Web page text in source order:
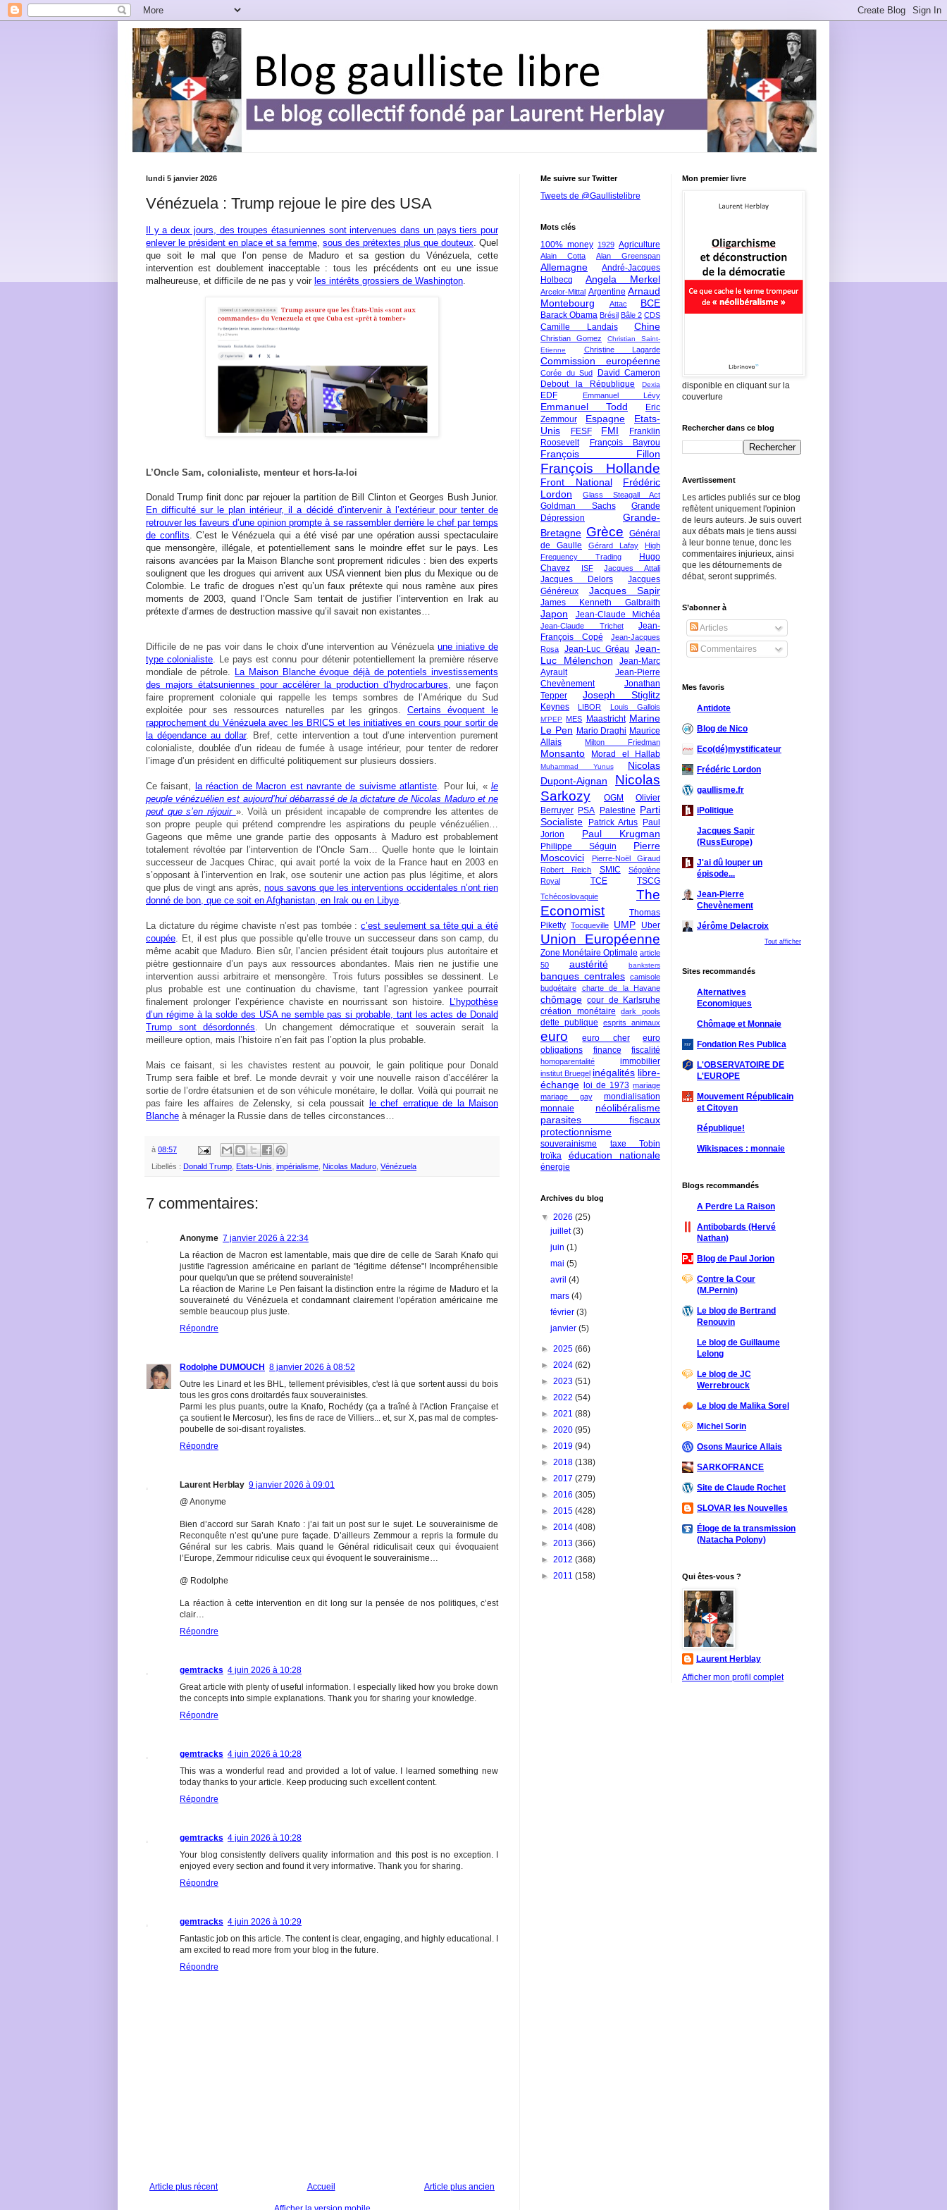
lundi 5 janvier 2026
Vénézuela : Trump rejoue le pire des USA
Il y a deux jours, des troupes étasuniennes sont intervenues dans un pays tiers pour
enlever le président en place et sa femme sous des prétextes plus que douteux . Quel
que soit le mal que l’on pense de Maduro et sa gestion du Vénézuela, cette
intervention est doublement inacceptable : tous les précédents ont eu une issue
malheureuse, et difficile de ne pas y voir les intérêts grossiers de Washington
L’Oncle Sam, colonialiste, menteur et hors-la-loi
Donald Trump finit donc par rejouer la partition de Bill Clinton et Georges Bush Junior.
En difficulté sur le plan intérieur, il a décidé d’intervenir à l’extérieur pour tenter de
retrouver les faveurs d’une opinion prompte à se rassembler derrière le chef par temps
de conflits . C’est le Vénézuela qui a été visé par une opération aussi spectaculaire
que mensongère, illégale, et potentiellement sans le moindre effet sur le pays. Les
raisons avancées par la Maison Blanche sont proprement ridicules : bien des experts
soulignent que les drogues qui arrivent aux USA viennent bien plus du Mexique ou de
Colombie. Le trafic de drogues n’est qu’un faux prétexte qui nous ramène aux pires
moments de 2003, quand l’Oncle Sam tentait de justifier l’intervention en Irak au
prétexte d’armes de destruction massive qu’il savait non existantes…
Difficile de ne pas voir dans le choix d’une intervention au Vénézuelaune iniative de
type colonialiste. Le pays est connu pour détenir potentiellement la première réserve
mondiale de pétrole. La Maison Blanche évoque déjà de potentiels investissements
des majors étatsuniennes pour accélérer la production d’hydrocarbures, une façon
faire proprement coloniale qui rappelle les temps sombres de l’Amérique du Sud
exploitée pour ses ressources naturelles par les gringos. Certains évoquent le
rapprochement du Vénézuela avec les BRICS et les initiatives en cours pour sortir de
la dépendance au dollar. Bref, cette intervention a tout d’une intervention purement
colonialiste, doublée d’un rideau de fumée à usage intérieur, pour tenter de redorer
l’image d’un président en difficulté politiquement sur plusieurs dossiers.
Ce faisant, la réaction de Macron est navrante de suivisme atlantiste. Pour lui, «le
peuple vénézuélien est aujourd’hui débarrassé de la dictature de Nicolas Maduro et ne
peut que s’en réjouir ». Voilà un président incapable de comprendre les attentes de
son propre peuple qui prétend comprendre les aspirations du peuple vénézuélien…
Gageons que même une grande partie des opposants à Maduro est probablement
totalement révoltée par l’intervention de l’Oncle Sam… Quelle honte que le lointain
successeur de Jacques Chirac, qui avait porté la voix de la France haut en 2003 en
s’opposant à l’intervention en Irak, ose soutenir une action pas plus légitime, et alors
que plus de vingt ans après, nous savons que les interventions occidentales n’ont rien
donné de bon, que ce soit en Afghanistan, en Irak ou en Libye.
La dictature du régime chaviste n’est pas tombée :c’est seulement sa tête qui a été
coupée. Et, il est plus que possible qu’elle trouve un successeur dans son camp, du
même acabit que Maduro. Bien sûr, l’ancien président était toujours plus autoritaire et
piètre gestionnaire d’un pays aux ressources abondantes. Mais rien ne justifie une
intervention aussi arbitraire et mensongère. Trois futurs possibles se dessinent. Le
plus probable est une continuation du chavisme, tant l’agression yankee pourrait
finalement prolonger l’expérience chaviste en nourrissant son histoire.
L’hypothèse
d’un régime à la solde des USA ne semble pas si probable, tant les actes de Donald
Trump sont désordonnés. Un changement démocratique et souverain serait la
meilleure option, mais l’histoire n’en fait pas l’option la plus probable.
Mais ce faisant, si les chavistes restent au pouvoir, le gain politique pour Donald
Trump sera faible et bref. Le monde devrait y voir une nouvelle raison d’accélérer la
sortie de l’ordre étatsunien et de son véhicule monétaire, le dollar. Voilà qui pourrait ne
pas faire les affaires de Zelensky, si cela poussait
le chef erratique de la Maison
Blanche à ménager la Russie dans de telles circonstances…
à 08:57
Libellés : Donald Trump, Etats-Unis, impérialisme, Nicolas Maduro, Vénézuela
7 commentaires:
Anonyme 7 janvier 2026 à 22:34
La réaction de Macron est lamentable, mais que dire de celle de Sarah Knafo qui
justifie l'agression américaine en parlant de "légitime défense"! Incompréhensible
pour quelqu'un que se prétend souverainiste!
La réaction de Marine Le Pen faisant la distinction entre la régime de Maduro et la
souveraineté du Vénézuela et condamnant clairement l'opération américaine me
semble beaucoup plus juste.
Répondre
Rodolphe DUMOUCH 8 janvier 2026 à 08:52
Outre les Linard et les BHL, tellement prévisibles, c'est là que sortent aussi du bois
tous les gros cons droitardés faux souverainistes.
Parmi les plus puants, outre la Knafo, Rochédy (ça a traîné à l'Action Française et
ça soutient le Mercosur), les fins de race de Villiers... et, sur X, pas mal de comptes-
poubelle de soi-disant royalistes.
Répondre
Laurent Herblay 9 janvier 2026 à 09:01
@ Anonyme
Bien d’accord sur Sarah Knafo : j’ai fait un post sur le sujet. Le souverainisme de
Reconquête n’est qu’une pure façade. D’ailleurs Zemmour a repris la formule du
Général sur les cabris. Mais quand le Général ridiculisait ceux qui évoquaient
l’Europe, Zemmour ridiculise ceux qui évoquent le souverainisme…
@ Rodolphe
La réaction à cette intervention en dit long sur la pensée de nos politiques, c’est
clair…
Répondre
gemtracks 4 juin 2026 à 10:28
Great article with plenty of useful information. I especially liked how you broke down
the concepts into simple explanations. Thank you for sharing your knowledge.
Répondre
gemtracks 4 juin 2026 à 10:28
This was a wonderful read and provided a lot of value. I learned something new
today thanks to your article. Keep producing such excellent content.
Répondre
gemtracks 4 juin 2026 à 10:28
Your blog consistently delivers quality information and this post is no exception. I
enjoyed every section and found it very informative. Thank you for sharing.
Répondre
gemtracks 4 juin 2026 à 10:29
Fantastic job on this article. The content is clear, engaging, and highly educational. I
am excited to read more from your blog in the future.
Répondre
Article plus récent Article plus ancien
Accueil
Me suivre sur Twitter
Tweets de @Gaullistelibre
Mots clés
100% money 1929 Agriculture
Alain Cotta Alan Greenspan
Allemagne
André-Jacques
Holbecq
Angela Merkel
Arcelor-Mittal Argentine Arnaud
Montebourg
Attac BCE
Barack Obama Brésil Bâle 2 CDS
Camille Landais Chine
Christian Gomez
Christian Saint-
Etienne
Christine Lagarde
Commission européenne
Corée du Sud
David Cameron
Debout la République
Dexia
EDF Emmanuel Lévy
Emmanuel Todd
Eric
Zemmour
Espagne
Etats-
Unis
FESF FMI
Franklin
Roosevelt
François Bayrou
François Fillon
François Hollande
Front National
Frédéric
Lordon
Glass Steagall Act
Goldman Sachs
Grande
Dépression
Grande-
Bretagne Grèce
Général
de Gaulle
Gérard Lafay
High
Frequency Trading
Hugo
Chavez
ISF Jacques Attali
Jacques Delors
Jacques
Généreux
Jacques Sapir
James Kenneth Galbraith
Japon Jean-Claude Michéa
Jean-Claude Trichet
Jean-
François Copé
Jean-Jacques
Rosa
Jean-Luc Gréau
Jean-
Luc Mélenchon
Jean-Marc
Ayrault
Jean-Pierre
Chevènement
Jonathan
Tepper
Joseph Stiglitz
Keynes LIBOR Louis Gallois
M'PEP MES Maastricht Marine
Le Pen Mario Draghi Maurice
Allais
Milton Friedman
Monsanto Morad el Hallab
Muhammad Yunus
Nicolas
Dupont-Aignan
Nicolas
Sarkozy
OGM
Olivier
Berruyer PSA Palestine Parti
Socialiste
Patrick Artus
Paul
Jorion
Paul Krugman
Philippe Séguin
Pierre
Moscovici
Pierre-Noël Giraud
Robert Reich
SMIC
Ségolène
Royal
TCE TSCG
Tchécoslovaquie
The
Economist
Thomas
Piketty Tocqueville UMP Uber
Union Européenne
Zone Monétaire Optimale article
50
austérité banksters
banques centrales camisole
budgétaire
charte de la Havane
chômage cour de Karlsruhe
création monétaire
dark pools
dette publique esprits animaux
euro euro cher
euro
obligations
finance fiscalité
homoparentalité immobilier
institut Bruegel inégalités libre-
échange
loi de 1973 mariage
mariage gay
mondialisation
monnaie
néolibéralisme
parasites fiscaux
protectionnisme
souverainisme
taxe Tobin
troïka
éducation nationale
énergie
Archives du blog
▼ 2026 (25)
juillet(3)
juin(1)
mai(5)
avril(4)
mars(4)
février(3)
janvier(5)
► 2025 (66)
► 2024 (62)
► 2023 (51)
► 2022 (54)
► 2021 (88)
► 2020 (95)
► 2019 (94)
► 2018 (138)
► 2017 (279)
► 2016 (305)
► 2015 (428)
► 2014 (408)
► 2013 (366)
► 2012 (368)
► 2011 (158)
Mon premier livre
disponible en cliquant sur la
couverture
Rechercher dans ce blog
Avertissement
Les articles publiés sur ce blog
reflètent uniquement l'opinion
de leurs auteurs. Je suis ouvert
aux débats mais je tiens aussi
à leur bonne tenue, donc les
commentaires injurieux, ainsi
que les détournements de
débat, seront supprimés.
S’abonner à
Articles
Commentaires
Mes favoris
Antidote
Blog de Nico
Eco(dé)mystificateur
Frédéric Lordon
gaullisme.fr
iPolitique
Jacques Sapir
(RussEurope)
J'ai dû louper un
épisode...
Jean-Pierre
Chevènement
Jérôme Delacroix
Tout afficher
Sites recommandés
Alternatives
Economiques
Chômage et Monnaie
Fondation Res Publica
L'OBSERVATOIRE DE
L'EUROPE
Mouvement Républicain
et Citoyen
République!
Wikispaces : monnaie
Blogs recommandés
A Perdre La Raison
Antibobards (Hervé
Nathan)
Blog de Paul Jorion
Contre la Cour
(M.Pernin)
Le blog de Bertrand
Renouvin
Le blog de Guillaume
Lelong
Le blog de JC
Werrebrouck
Le blog de Malika Sorel
Michel Sorin
Osons Maurice Allais
SARKOFRANCE
Site de Claude Rochet
SLOVAR les Nouvelles
Éloge de la transmission
(Natacha Polony)
Qui êtes-vous ?
Laurent Herblay
Afficher mon profil complet